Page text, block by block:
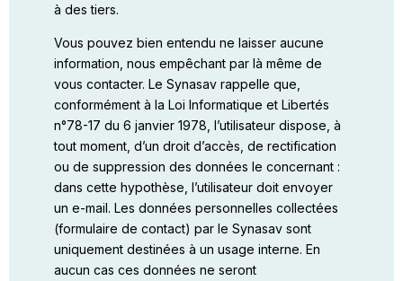
à des tiers.
Vous pouvez bien entendu ne laisser aucune
information, nous empêchant par là même de
vous contacter. Le Synasav rappelle que,
conformément à la Loi Informatique et Libertés
n°78-17 du 6 janvier 1978, l’utilisateur dispose, à
tout moment, d’un droit d’accès, de rectification
ou de suppression des données le concernant :
dans cette hypothèse, l’utilisateur doit envoyer
un e-mail. Les données personnelles collectées
(formulaire de contact) par le Synasav sont
uniquement destinées à un usage interne. En
aucun cas ces données ne seront